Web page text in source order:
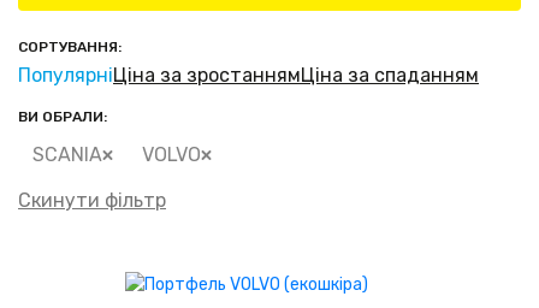
СОРТУВАННЯ:
ПопулярніЦіна за зростаннямЦіна за спаданням
ВИ ОБРАЛИ:
SCANIA
VOLVO
Скинути фільтр